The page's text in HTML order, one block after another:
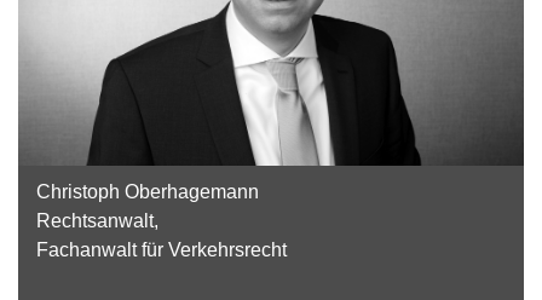
Christoph Oberhagemann
Rechtsanwalt,
Fachanwalt für Verkehrsrecht